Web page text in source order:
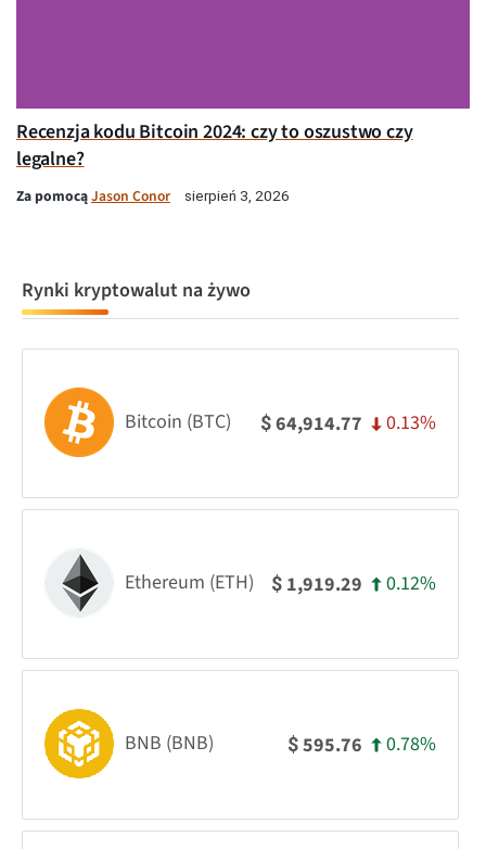
Recenzja kodu Bitcoin 2024: czy to oszustwo czy
legalne?
Za pomocąJason Conor sierpień 3, 2026
Rynki kryptowalut na żywo
Bitcoin (BTC) $64,914.77 0.13%
Ethereum (ETH) $ 1,919.29 0.12%
BNB (BNB) $595.76 0.78%